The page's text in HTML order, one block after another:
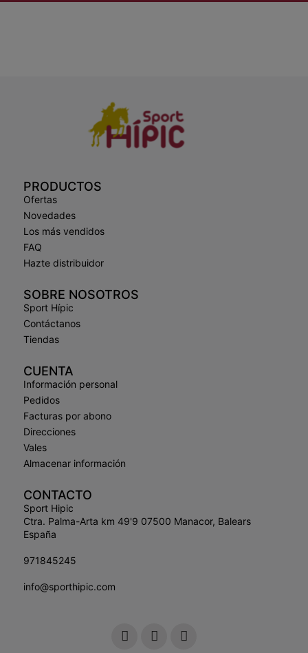
PRODUCTOS
Ofertas
Novedades
Los más vendidos
FAQ
Hazte distribuidor
SOBRE NOSOTROS
Sport Hípic
Contáctanos
Tiendas
CUENTA
Información personal
Pedidos
Facturas por abono
Direcciones
Vales
Almacenar información
CONTACTO
Sport Hipic
Ctra. Palma-Arta km 49'9 07500 Manacor, Balears
España
971845245
info@sporthipic.com